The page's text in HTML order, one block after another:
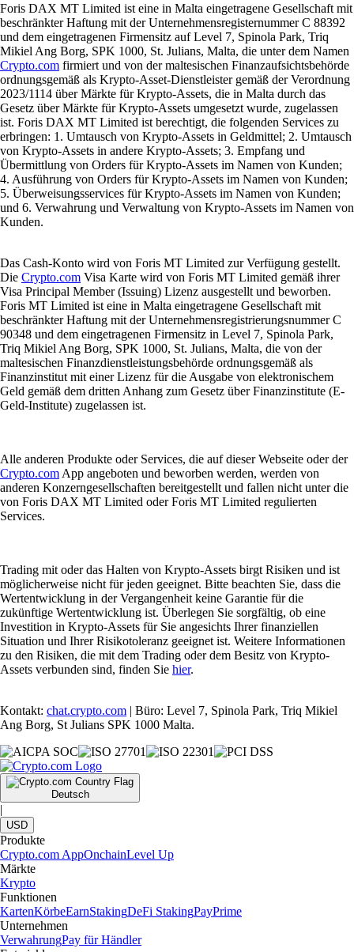
Foris DAX MT Limited ist eine in Malta eingetragene Gesellschaft mit
beschränkter Haftung mit der Unternehmensregisternummer C 88392
und dem eingetragenen Firmensitz auf Level 7, Spinola Park, Triq
Mikiel Ang Borg, SPK 1000, St. Julians, Malta, die unter dem Namen
Crypto.com firmiert und von der maltesischen Finanzaufsichtsbehörde
ordnungsgemäß als Krypto-Asset-Dienstleister gemäß der Verordnung
2023/1114 über Märkte für Krypto-Assets, die in Malta durch das
Gesetz über Märkte für Krypto-Assets umgesetzt wurde, zugelassen
ist. Foris DAX MT Limited ist berechtigt, die folgenden Services zu
erbringen: 1. Umtausch von Krypto-Assets in Geldmittel; 2. Umtausch
von Krypto-Assets in andere Krypto-Assets; 3. Empfang und
Übermittlung von Orders für Krypto-Assets im Namen von Kunden;
4. Ausführung von Orders für Krypto-Assets im Namen von Kunden;
5. Überweisungsservices für Krypto-Assets im Namen von Kunden;
und 6. Verwahrung und Verwaltung von Krypto-Assets im Namen von
Kunden.
Das Cash-Konto wird von Foris MT Limited zur Verfügung gestellt.
Die Crypto.com Visa Karte wird von Foris MT Limited gemäß ihrer
Visa Principal Member (Issuing) Lizenz ausgestellt und beworben.
Foris MT Limited ist eine in Malta eingetragene Gesellschaft mit
beschränkter Haftung mit der Unternehmensregistrierungsnummer C
90348 und dem eingetragenen Firmensitz in Level 7, Spinola Park,
Triq Mikiel Ang Borg, SPK 1000, St. Julians, Malta, die von der
maltesischen Finanzdienstleistungsbehörde ordnungsgemäß als
Finanzinstitut mit einer Lizenz für die Ausgabe von elektronischem
Geld gemäß dem dritten Anhang zum Gesetz über Finanzinstitute (E-
Geld-Institute) zugelassen ist.
Alle anderen Produkte oder Services, die auf dieser Webseite oder der
Crypto.com App angeboten und beworben werden, werden von
anderen Konzerngesellschaften bereitgestellt und fallen nicht unter die
von Foris DAX MT Limited oder Foris MT Limited regulierten
Services.
Trading mit oder das Halten von Krypto-Assets birgt Risiken und ist
möglicherweise nicht für jeden geeignet. Bitte beachten Sie, dass die
Wertentwicklung in der Vergangenheit keine Garantie für die
zukünftige Wertentwicklung ist. Überlegen Sie sorgfältig, ob eine
Investition in Krypto-Assets für Sie angesichts Ihrer finanziellen
Situation und Ihrer Risikotoleranz geeignet ist. Weitere Informationen
zu den Risiken, die mit dem Trading oder dem Besitz von Krypto-
Assets verbunden sind, finden Sie hier.
Kontakt: chat.crypto.com | Büro: Level 7, Spinola Park, Triq Mikiel
Ang Borg, St Julians SPK 1000 Malta.
Deutsch
|
USD
Produkte
Crypto.com AppOnchainLevel Up
Märkte
Krypto
Funktionen
KartenKörbeEarnStakingDeFi StakingPayPrime
Unternehmen
VerwahrungPay für Händler